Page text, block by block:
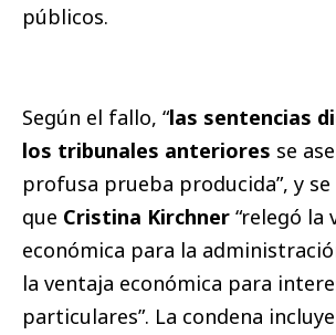
públicos.
Según el fallo, “las sentencias
los tribunales anteriores se
profusa prueba producida”, y
que Cristina Kirchner “relegó la
económica para la
la ventaja económica para
particulares”. La condena